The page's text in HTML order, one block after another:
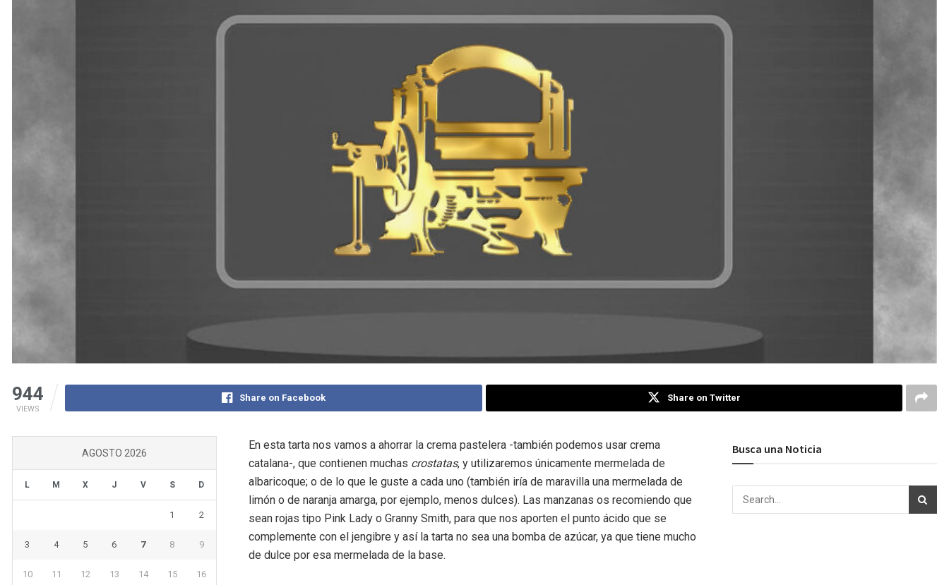
944
VIEWS
Share on Facebook Share on Twitter
En esta tarta nos vamos a ahorrar la crema pastelera -también podemos usar crema
catalana-, que contienen muchas crostatas, y utilizaremos únicamente mermelada de
albaricoque; o de lo que le guste a cada uno (también iría de maravilla una mermelada de
limón o de naranja amarga, por ejemplo, menos dulces). Las manzanas os recomiendo que
sean rojas tipo Pink Lady o Granny Smith, para que nos aporten el punto ácido que se
complemente con el jengibre y así la tarta no sea una bomba de azúcar, ya que tiene mucho
de dulce por esa mermelada de la base.
AGOSTO 2026
L M X J V S D
1 2
3 4 5 6 7 8 9
10 11 12 13 14 15 16
Busca una Noticia